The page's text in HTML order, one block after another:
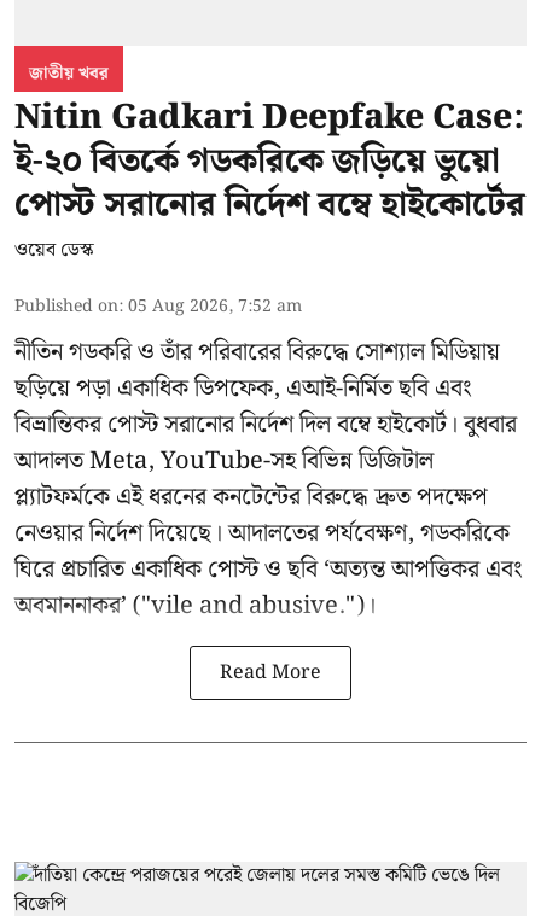
জাতীয় খবর
Nitin Gadkari Deepfake Case:
ই-২০ বিতর্কে গডকরিকে জড়িয়ে ভুয়ো
পোস্ট সরানোর নির্দেশ বম্বে হাইকোর্টের
ওয়েব ডেস্ক
Published on:05 Aug 2026, 7:52 am
নীতিন গডকরি ও তাঁর পরিবারের বিরুদ্ধে সোশ্যাল মিডিয়ায়
ছড়িয়ে পড়া একাধিক ডিপফেক, এআই-নির্মিত ছবি এবং
বিভ্রান্তিকর পোস্ট সরানোর নির্দেশ দিল বম্বে হাইকোর্ট। বুধবার
আদালত Meta, YouTube-সহ বিভিন্ন ডিজিটাল
প্ল্যাটফর্মকে এই ধরনের কনটেন্টের বিরুদ্ধে দ্রুত পদক্ষেপ
নেওয়ার নির্দেশ দিয়েছে। আদালতের পর্যবেক্ষণ, গডকরিকে
ঘিরে প্রচারিত একাধিক পোস্ট ও ছবি ‘অত্যন্ত আপত্তিকর এবং
অবমাননাকর’ ("vile and abusive.")।
Read More